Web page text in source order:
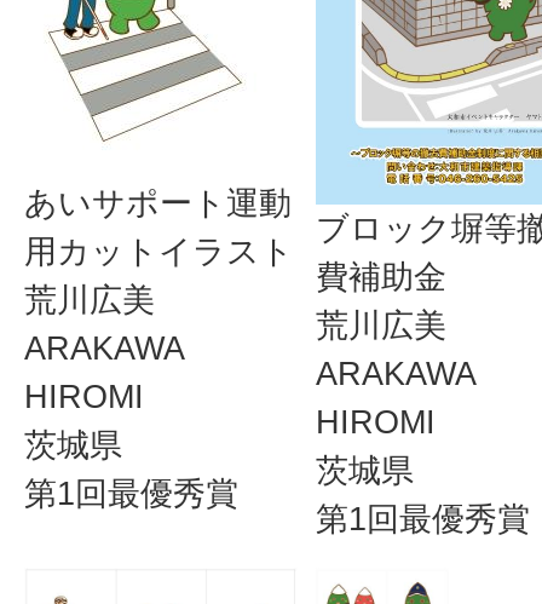
あいサポート運動
用カットイラスト
荒川広美
ARAKAWA
HIROMI
茨城県
第1回最優秀賞
ブロック塀等
費補助金
荒川広美
ARAKAWA
HIROMI
茨城県
第1回最優秀賞